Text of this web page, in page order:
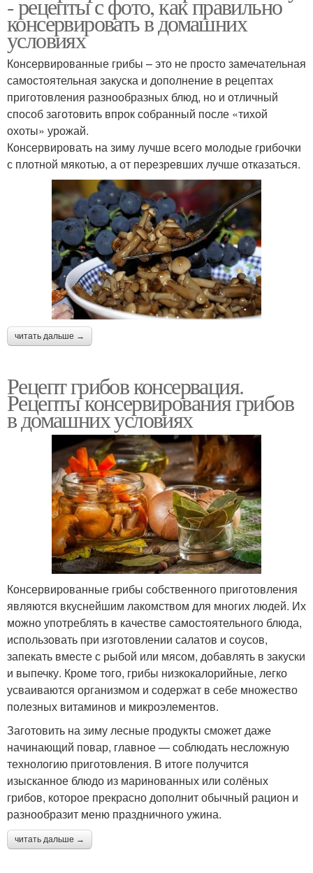
- рецепты с фото, как правильно
консервировать в домашних
условиях
Консервированные грибы – это не просто замечательная
самостоятельная закуска и дополнение в рецептах
приготовления разнообразных блюд, но и отличный
способ заготовить впрок собранный после «тихой
охоты» урожай.
Консервировать на зиму лучше всего молодые грибочки
с плотной мякотью, а от перезревших лучше отказаться.
читать дальше →
Рецепт грибов консервация.
Рецепты консервирования грибов
в домашних условиях
Консервированные грибы собственного приготовления
являются вкуснейшим лакомством для многих людей. Их
можно употреблять в качестве самостоятельного блюда,
использовать при изготовлении салатов и соусов,
запекать вместе с рыбой или мясом, добавлять в закуски
и выпечку. Кроме того, грибы низкокалорийные, легко
усваиваются организмом и содержат в себе множество
полезных витаминов и микроэлементов.
Заготовить на зиму лесные продукты сможет даже
начинающий повар, главное — соблюдать несложную
технологию приготовления. В итоге получится
изысканное блюдо из маринованных или солёных
грибов, которое прекрасно дополнит обычный рацион и
разнообразит меню праздничного ужина.
читать дальше →